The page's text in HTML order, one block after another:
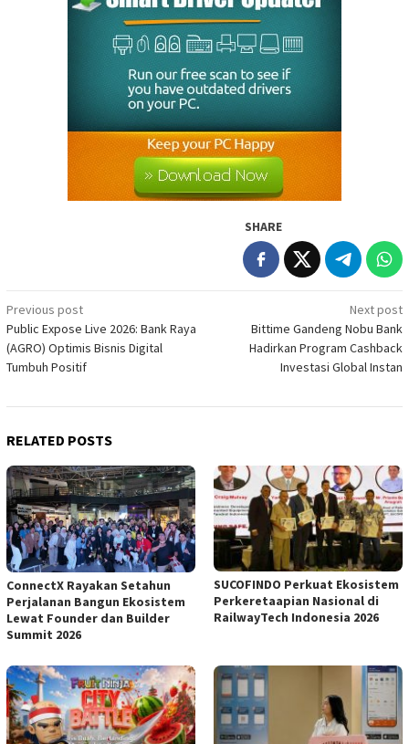
SHARE
Post
navigation
Previous post
Public Expose Live 2026: Bank Raya
(AGRO) Optimis Bisnis Digital
Tumbuh Positif
Next post
Bittime Gandeng Nobu Bank
Hadirkan Program Cashback
Investasi Global Instan
RELATED POSTS
ConnectX Rayakan Setahun
Perjalanan Bangun Ekosistem
Lewat Founder dan Builder
Summit 2026
SUCOFINDO Perkuat Ekosistem
Perkeretaapian Nasional di
RailwayTech Indonesia 2026